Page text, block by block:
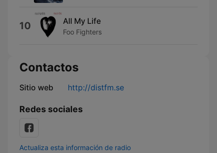
10 All My Life
Foo Fighters
Contactos
Sitio web http://distfm.se
Redes sociales
Actualiza esta información de radio